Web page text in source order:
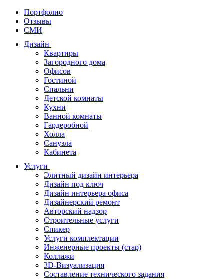
Портфолио
Отзывы
СМИ
Дизайн
Квартиры
Загородного дома
Офисов
Гостиной
Спальни
Детской комнаты
Кухни
Ванной комнаты
Гардеробной
Холла
Санузла
Кабинета
Услуги
Элитный дизайн интерьера
Дизайн под ключ
Дизайн интерьера офиса
Дизайнерский ремонт
Авторский надзор
Строительные услуги
Спикер
Услуги комплектации
Инженерные проекты (стар)
Коллажи
3D-Визуализация
Составление технического задания